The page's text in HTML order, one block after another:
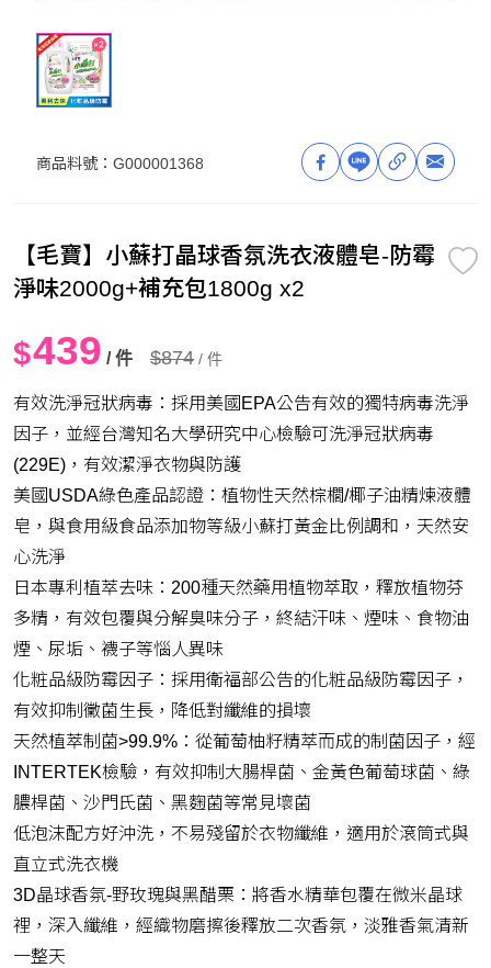
商品料號：G000001368
【毛寶】小蘇打晶球香氛洗衣液體皂-防霉
淨味2000g+補充包1800g x2
$439 / 件 $874 / 件
有效洗淨冠狀病毒：採用美國EPA公告有效的獨特病毒洗淨
因子，並經台灣知名大學研究中心檢驗可洗淨冠狀病毒
(229E)，有效潔淨衣物與防護
美國USDA綠色產品認證：植物性天然棕櫚/椰子油精煉液體
皂，與食用級食品添加物等級小蘇打黃金比例調和，天然安
心洗淨
日本專利植萃去味：200種天然藥用植物萃取，釋放植物芬
多精，有效包覆與分解臭味分子，終結汗味、煙味、食物油
煙、尿垢、襪子等惱人異味
化粧品級防霉因子：採用衛福部公告的化粧品級防霉因子，
有效抑制黴菌生長，降低對纖維的損壞
天然植萃制菌>99.9%：從葡萄柚籽精萃而成的制菌因子，經
INTERTEK檢驗，有效抑制大腸桿菌、金黃色葡萄球菌、綠
膿桿菌、沙門氏菌、黑麴菌等常見壞菌
低泡沫配方好沖洗，不易殘留於衣物纖維，適用於滾筒式與
直立式洗衣機
3D晶球香氛-野玫瑰與黑醋栗：將香水精華包覆在微米晶球
裡，深入纖維，經織物磨擦後釋放二次香氛，淡雅香氣清新
一整天